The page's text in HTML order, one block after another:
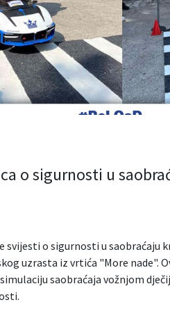
o sigurnosti u
svijesti o sigurnosti u saobraćaju
uzrasta iz vrtića "More nade".
saobraćaja vožnjom